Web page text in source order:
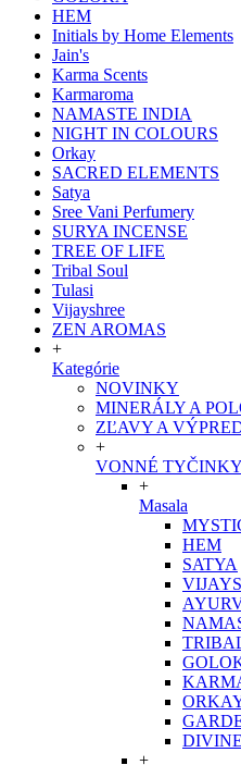
HEM
Initials by Home Elements
Jain's
Karma Scents
Karmaroma
NAMASTE INDIA
NIGHT IN COLOURS
Orkay
SACRED ELEMENTS
Satya
Sree Vani Perfumery
SURYA INCENSE
TREE OF LIFE
Tribal Soul
Tulasi
Vijayshree
ZEN AROMAS
+
Kategórie
NOVINKY
MINERÁLY A
ZĽAVY A
+
VONNÉ TYČINKY
+
Masala
HEM
SATYA
+